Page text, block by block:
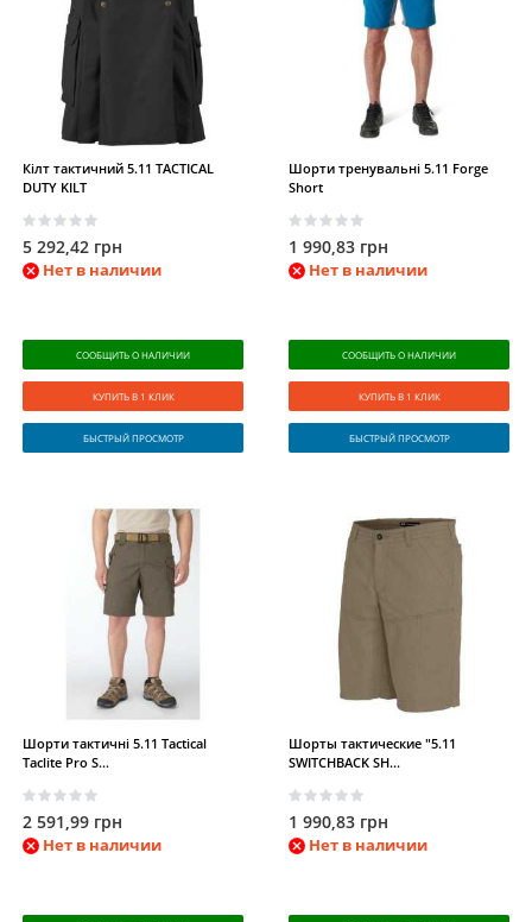
Кілт тактичний 5.11 TACTICAL
DUTY KILT
5 292,42 грн
Нет в наличии
СООБЩИТЬ О НАЛИЧИИ
КУПИТЬ В 1 КЛИК
БЫСТРЫЙ ПРОСМОТР
Шорти тренувальні 5.11 Forge
Short
1 990,83 грн
Нет в наличии
СООБЩИТЬ О НАЛИЧИИ
КУПИТЬ В 1 КЛИК
БЫСТРЫЙ ПРОСМОТР
Шорти тактичні 5.11 Tactical
Taclite Pro S...
2 591,99 грн
Нет в наличии
Шорты тактические "5.11
SWITCHBACK SH...
1 990,83 грн
Нет в наличии